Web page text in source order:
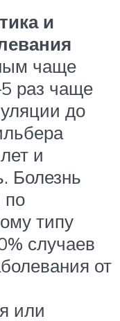
и
чаще
раз чаще
до
и
Болезнь
по
типу
случаев
от
или